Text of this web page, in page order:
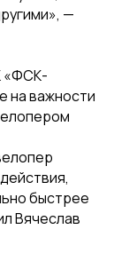
—
«ФСК-
на важности
быстрее
Вячеслав